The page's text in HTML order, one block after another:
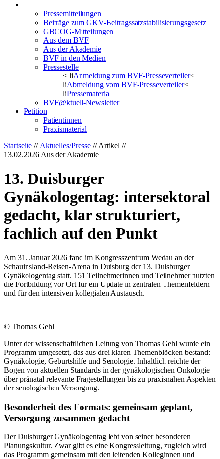
Pressemitteilungen
Beiträge zum GKV-Beitragssatzstabilisierungsgesetz
GBCOG-Mitteilungen
Aus dem BVF
Aus der Akademie
BVF in den Medien
Pressestelle
< liAnmeldung zum BVF-Presseverteiler<
liAbmeldung vom BVF-Presseverteiler<
liPressematerial
BVF@ktuell-Newsletter
Petition
Patientinnen
Praxismaterial
Startseite // Aktuelles/Presse // Artikel //
13.02.2026 Aus der Akademie
13. Duisburger
Gynäkologentag: intersektoral
gedacht, klar strukturiert,
fachlich auf den Punkt
Am 31. Januar 2026 fand im Kongresszentrum Wedau an der
Schauinsland-Reisen-Arena in Duisburg der 13. Duisburger
Gynäkologentag statt. 151 Teilnehmerinnen und Teilnehmer nutzten
die Fortbildung vor Ort für ein Update in zentralen Themenfeldern
und für den intensiven kollegialen Austausch.
© Thomas Gehl
Unter der wissenschaftlichen Leitung von Thomas Gehl wurde ein
Programm umgesetzt, das aus drei klaren Themenblöcken bestand:
Gynäkologie, Geburtshilfe und Senologie. Inhaltlich reichte der
Bogen von aktuellen Standards in der gynäkologischen Onkologie
über pränatal relevante Fragestellungen bis zu praxisnahen Aspekten
der senologischen Versorgung.
Besonderheit des Formats: gemeinsam geplant,
Versorgung zusammen gedacht
Der Duisburger Gynäkologentag lebt von seiner besonderen
Planungskultur. Zwar gibt es eine Kongressleitung, zugleich wird
das Programm gemeinsam mit den leitenden Kolleginnen und